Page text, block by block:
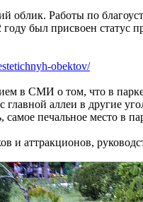
облик. Работы по
был присвоен
obektov/
в СМИ о том, что в
главной аллеи в другие
печальное место в
и аттракционов,